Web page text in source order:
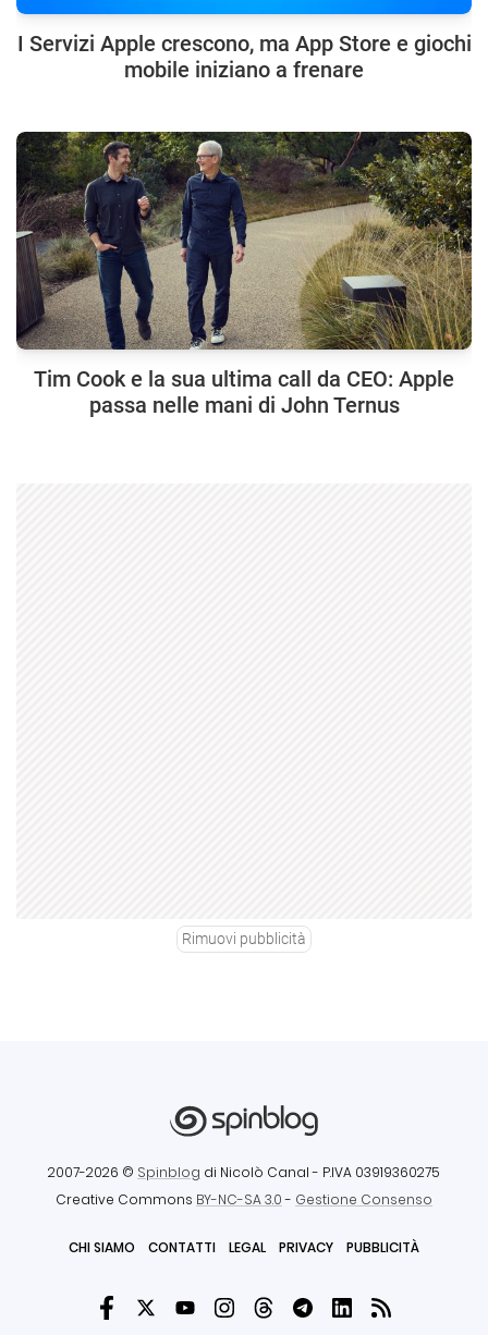
I Servizi Apple crescono, ma App Store e giochi
mobile iniziano a frenare
Tim Cook e la sua ultima call da CEO: Apple
passa nelle mani di John Ternus
Rimuovi pubblicità
2007-2026 © Spinblog di Nicolò Canal - P.IVA 03919360275
Creative Commons BY-NC-SA 3.0- Gestione Consenso
CHI SIAMO CONTATTI LEGAL PRIVACY PUBBLICITÀ